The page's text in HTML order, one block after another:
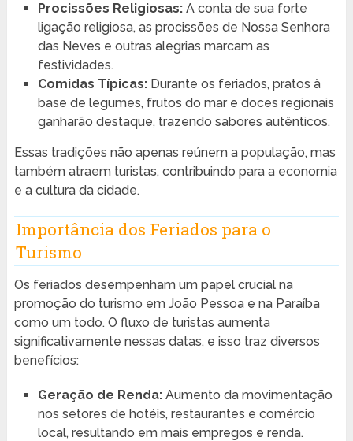
Procissões Religiosas:A conta de sua forte
ligação religiosa, as procissões de Nossa Senhora
das Neves e outras alegrias marcam as
festividades.
Comidas Típicas:Durante os feriados, pratos à
base de legumes, frutos do mar e doces regionais
ganharão destaque, trazendo sabores autênticos.
Essas tradições não apenas reúnem a população, mas
também atraem turistas, contribuindo para a economia
e a cultura da cidade.
Importância dos Feriados para o
Turismo
Os feriados desempenham um papel crucial na
promoção do turismo em João Pessoa e na Paraíba
como um todo. O fluxo de turistas aumenta
significativamente nessas datas, e isso traz diversos
benefícios:
Geração de Renda:Aumento da movimentação
nos setores de hotéis, restaurantes e comércio
local, resultando em mais empregos e renda.